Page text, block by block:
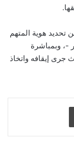
تحديد هوية المتهم
-، وبمباشرة
جرى إيقافه واتخاذ
طباعة